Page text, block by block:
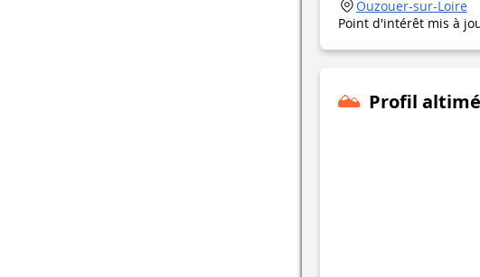
Ouzouer-sur-Loire
Point d'intérêt mis à
Profil